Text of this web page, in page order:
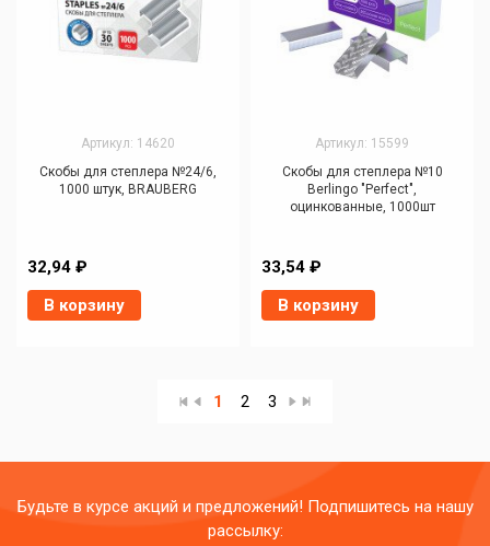
Артикул: 14620
Скобы для степлера №24/6,
1000 штук, BRAUBERG
32,94 ₽
В корзину
Артикул: 15599
Скобы для степлера №10
Berlingo "Perfect",
оцинкованные, 1000шт
33,54 ₽
В корзину
1 2 3
Будьте в курсе акций и предложений! Подпишитесь на нашу
рассылку: